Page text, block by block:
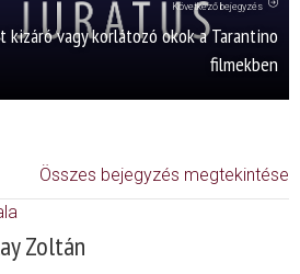
Következő bejegyzés
vagy korlátozó okok a Tarantino
filmekben
Összes bejegyzés megtekintése
Zoltán